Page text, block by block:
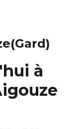
(Gard)
à